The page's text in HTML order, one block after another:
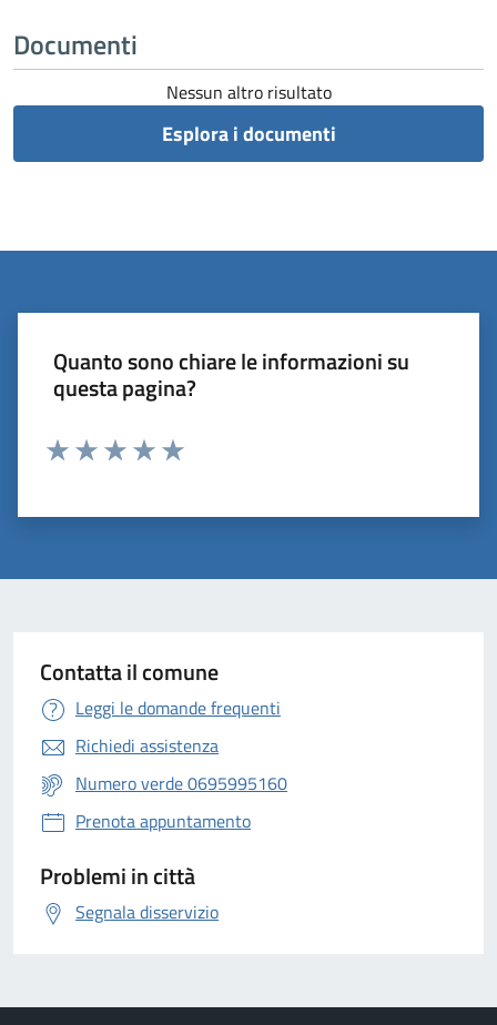
Documenti
Nessun altro risultato
Esplora i documenti
Quanto sono chiare le informazioni su
questa pagina?
Contatta il comune
Leggi le domande frequenti
Richiedi assistenza
Numero verde 0695995160
Prenota appuntamento
Problemi in città
Segnala disservizio